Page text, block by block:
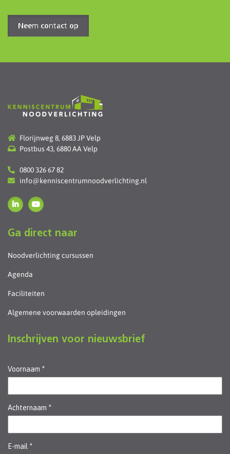
Neem contact op
Florijnweg 8, 6883 JP Velp
Postbus 43, 6880 AA Velp
0800 326 67 82
info@kenniscentrumnoodverlichting.nl
Ga direct naar
Noodverlichting cursussen
Agenda
Faciliteiten
Algemene voorwaarden opleidingen
Inschrijven voor nieuwsbrief